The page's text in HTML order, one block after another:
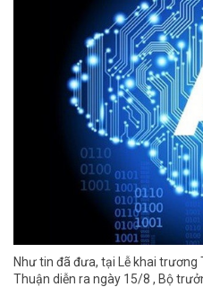
Như tin đã đưa, tại Lễ khai trương
Thuận diễn ra ngày 15/8 , Bộ